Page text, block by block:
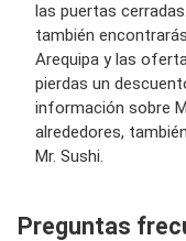
las puertas
también
Arequipa y las
pierdas un
información sobre
alrededores,
Mr. Sushi.
Preguntas